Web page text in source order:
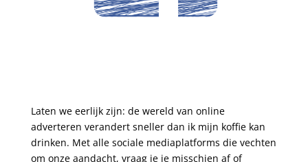
Laten we eerlijk zijn: de wereld van online
adverteren verandert sneller dan ik mijn koffie kan
drinken. Met alle sociale mediaplatforms die vechten
om onze aandacht, vraag je je misschien af of